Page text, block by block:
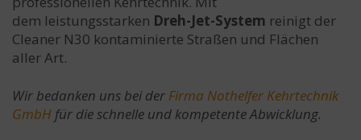
dem leistungsstarken Dreh-Jet-System reinigt der
Cleaner N30 kontaminierte Straßen und Flächen
aller Art.
Wir bedanken uns bei der Firma Nothelfer Kehrtechnik
GmbH für die schnelle und kompetente Abwicklung.